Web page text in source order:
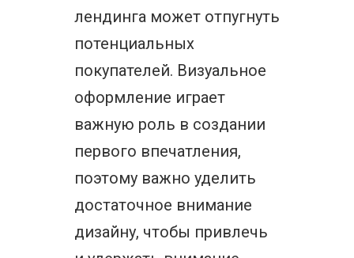
лендинга может отпугнуть
потенциальных
покупателей. Визуальное
оформление играет
важную роль в создании
первого впечатления,
поэтому важно уделить
достаточное внимание
дизайну, чтобы привлечь